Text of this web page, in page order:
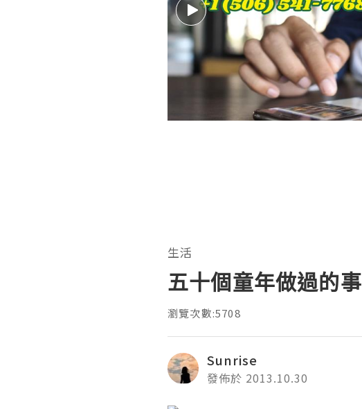
生活
五十個童年做過的
瀏覽次數:5708
Sunrise
發佈於 2013.10.30